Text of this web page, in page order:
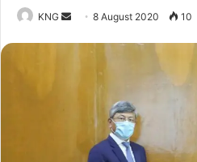
KNG
Send8 August 2020 10